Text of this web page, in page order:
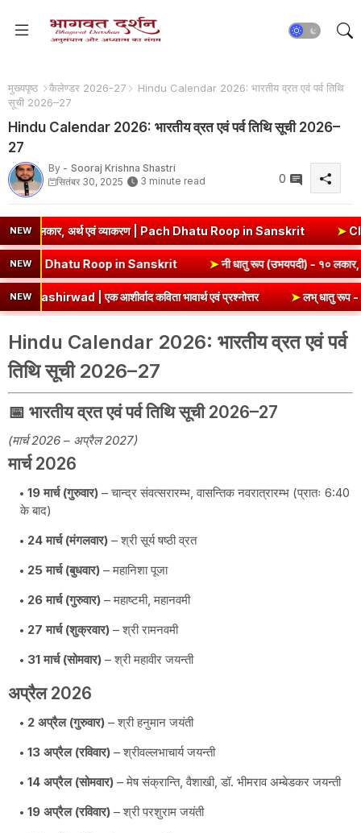
मुख्यपृष्ठ कैलेण्डर 2026-27
Hindu Calendar 2026: भारतीय व्रत एवं पर्व तिथि
सूची 2026–27
Hindu Calendar 2026: भारतीय व्रत एवं पर्व तिथि सूची 2026–
27
By - Sooraj Krishna Shastri
सितंबर 30, 2025
3 minute read 0
NEWएवं व्याकरण | Pach Dhatu Roop in Sanskrit ➤Class 6
NEWअर्थ एवं व्याकरण | Hri Dhatu Roop in Sanskrit ➤नी धातु रूप
NEW
आशीर्वाद कविता भावार्थ एवं प्रश्नोत्तर ➤लभ् धातु रूप - १० लकार,
Hindu Calendar 2026: भारतीय व्रत एवं पर्व
तिथि सूची 2026–27
📅 भारतीय व्रत एवं पर्व तिथि सूची 2026–27
(मार्च 2026 – अप्रैल 2027)
मार्च 2026
19 मार्च (गुरुवार) – चान्द्र संवत्सरारम्भ, वासन्तिक नवरात्रारम्भ (प्रातः 6:40
के बाद)
24 मार्च (मंगलवार) – श्री सूर्य षष्ठी व्रत
25 मार्च (बुधवार) – महानिशा पूजा
26 मार्च (गुरुवार) – महाष्टमी, महानवमी
27 मार्च (शुक्रवार) – श्री रामनवमी
31 मार्च (सोमवार) – श्री महावीर जयन्ती
अप्रैल 2026
2 अप्रैल (गुरुवार) – श्री हनुमान जयंती
13 अप्रैल (रविवार) – श्रीवल्लभाचार्य जयन्ती
14 अप्रैल (सोमवार) – मेष संक्रान्ति, वैशाखी, डॉ. भीमराव अम्बेडकर जयन्ती
19 अप्रैल (रविवार) – श्री परशुराम जयंती